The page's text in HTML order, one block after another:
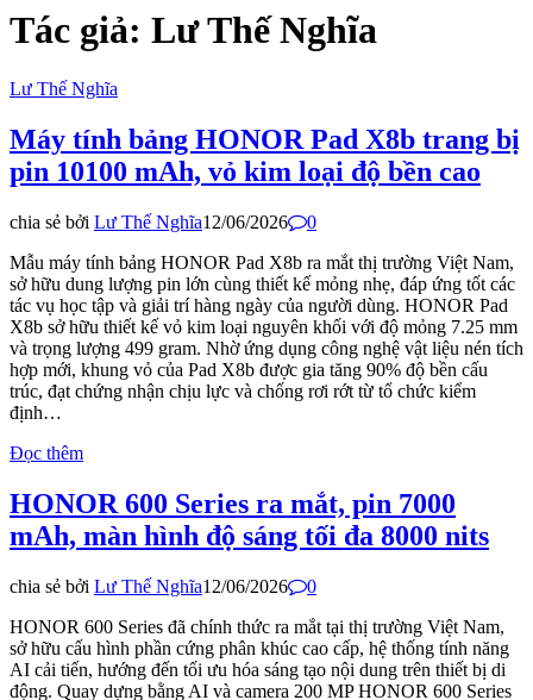
Tác giả: Lư Thế Nghĩa
Lư Thế Nghĩa
Máy tính bảng HONOR Pad X8b trang bị
pin 10100 mAh, vỏ kim loại độ bền cao
chia sẻ bởi Lư Thế Nghĩa12/06/2026
0
Mẫu máy tính bảng HONOR Pad X8b ra mắt thị trường Việt Nam,
sở hữu dung lượng pin lớn cùng thiết kế mỏng nhẹ, đáp ứng tốt các
tác vụ học tập và giải trí hàng ngày của người dùng. HONOR Pad
X8b sở hữu thiết kế vỏ kim loại nguyên khối với độ mỏng 7.25 mm
và trọng lượng 499 gram. Nhờ ứng dụng công nghệ vật liệu nén tích
hợp mới, khung vỏ của Pad X8b được gia tăng 90% độ bền cấu
trúc, đạt chứng nhận chịu lực và chống rơi rớt từ tổ chức kiểm
định…
Đọc thêm
HONOR 600 Series ra mắt, pin 7000
mAh, màn hình độ sáng tối đa 8000 nits
chia sẻ bởi Lư Thế Nghĩa12/06/2026
0
HONOR 600 Series đã chính thức ra mắt tại thị trường Việt Nam,
sở hữu cấu hình phần cứng phân khúc cao cấp, hệ thống tính năng
AI cải tiến, hướng đến tối ưu hóa sáng tạo nội dung trên thiết bị di
động. Quay dựng bằng AI và camera 200 MP HONOR 600 Series